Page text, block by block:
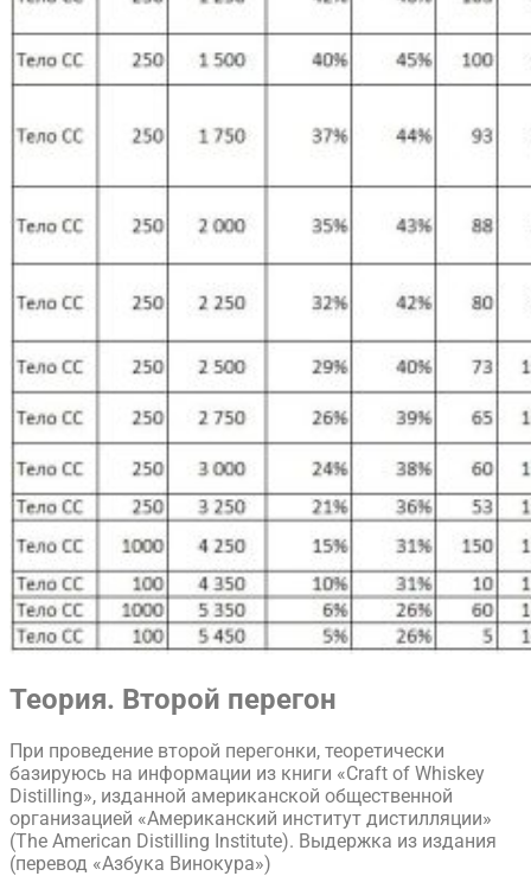
Теория. Второй перегон
При проведение второй перегонки, теоретически
базируюсь на информации из книги «Craft of Whiskey
Distilling», изданной американской общественной
организацией «Американский институт дистилляции»
(The American Distilling Institute). Выдержка из издания
(перевод «Азбука Винокура»)